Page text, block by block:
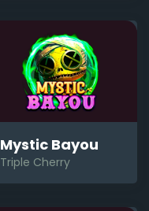
Mystic Bayou
Triple Cherry